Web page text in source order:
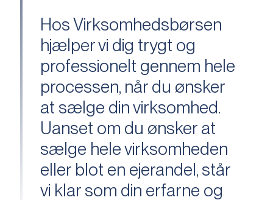
Hos Virksomhedsbørsen
hjælper vi dig trygt og
professionelt gennem hele
processen, når du ønsker
at sælge din virksomhed.
Uanset om du ønsker at
sælge hele virksomheden
eller blot en ejerandel, står
vi klar som din erfarne og